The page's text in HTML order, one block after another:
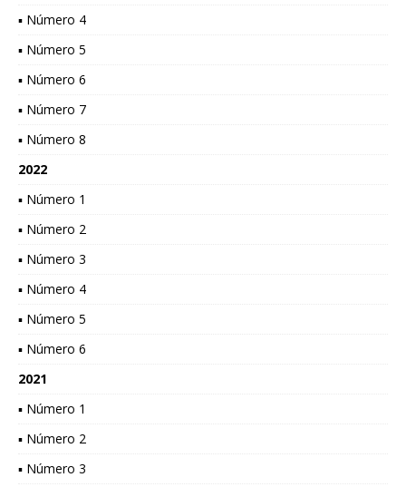
▪ Número 4
▪ Número 5
▪ Número 6
▪ Número 7
▪ Número 8
2022
▪ Número 1
▪ Número 2
▪ Número 3
▪ Número 4
▪ Número 5
▪ Número 6
2021
▪ Número 1
▪ Número 2
▪ Número 3